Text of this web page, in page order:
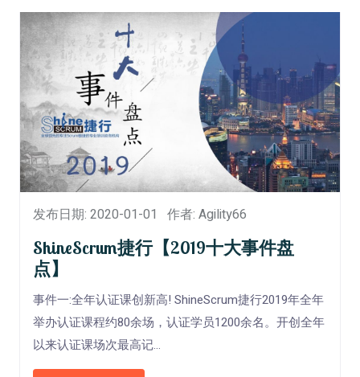
发布日期: 2020-01-01 作者: Agility66
ShineScrum捷行【2019十大事件盘
点】
事件一:全年认证课创新高! ShineScrum捷行2019年全年
举办认证课程约80余场，认证学员1200余名。开创全年
以来认证课场次最高记...